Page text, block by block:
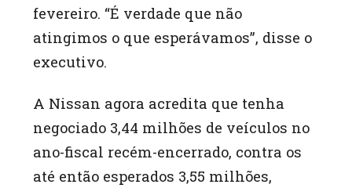
fevereiro. “É verdade que não
atingimos o que esperávamos”, disse o
executivo.
A Nissan agora acredita que tenha
negociado 3,44 milhões de veículos no
ano-fiscal recém-encerrado, contra os
até então esperados 3,55 milhões,